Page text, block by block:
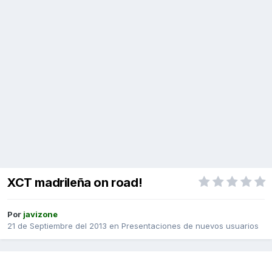
XCT madrileña on road!
Por javizone
21 de Septiembre del 2013 en Presentaciones de nuevos usuarios